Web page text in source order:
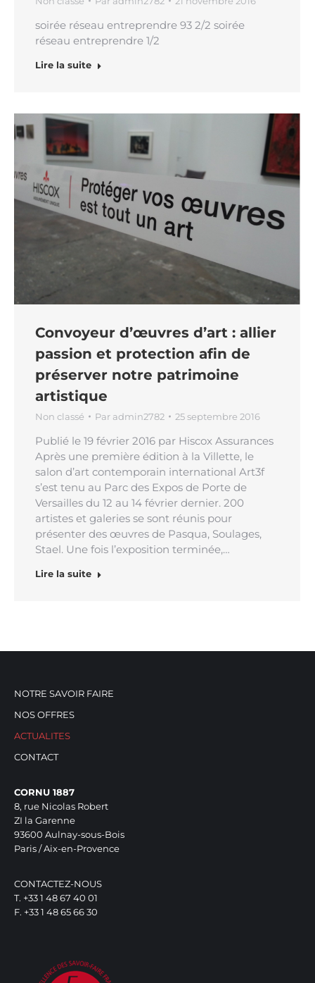
soirée réseau entreprendre 93 2/2 soirée
réseau entreprendre 1/2
Lire la suite
Convoyeur d’œuvres d’art : allier
passion et protection afin de
préserver notre patrimoine
artistique
Non classé Par admin2782 25 septembre 2016
Publié le 19 février 2016 par Hiscox Assurances
Après une première édition à la Villette, le
salon d’art contemporain international Art3f
s’est tenu au Parc des Expos de Porte de
Versailles du 12 au 14 février dernier. 200
artistes et galeries se sont réunis pour
présenter des œuvres de Pasqua, Soulages,
Stael. Une fois l’exposition terminée,…
Lire la suite
NOTRE SAVOIR FAIRE
NOS OFFRES
ACTUALITES
CONTACT
CORNU 1887
8, rue Nicolas Robert
ZI la Garenne
93600 Aulnay-sous-Bois
Paris / Aix-en-Provence
CONTACTEZ-NOUS
T. +33 1 48 67 40 01
F. +33 1 48 65 66 30